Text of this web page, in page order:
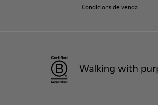
Condicions de venda